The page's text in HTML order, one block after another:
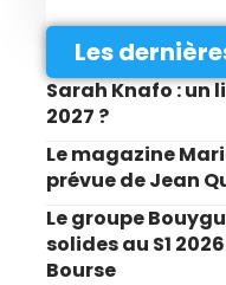
Les
Sarah Knafo : un
2027 ?
Le magazine
prévue de Jean
Le groupe
solides au S1
Bourse